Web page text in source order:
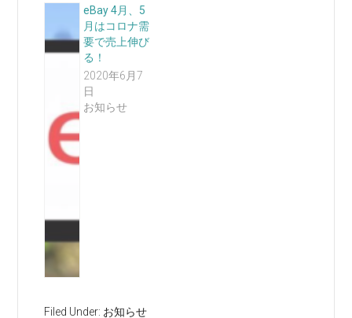
eBay 4月、5
月はコロナ需
要で売上伸び
る！
2020年6月7
日
お知らせ
Filed Under: お知らせ